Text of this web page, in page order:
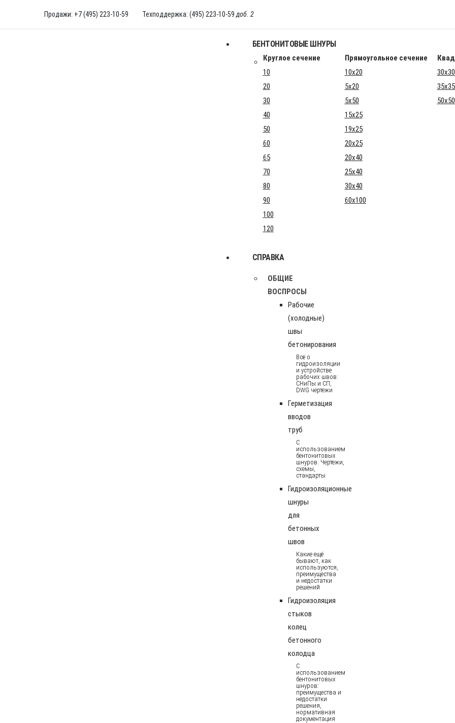
Продажи: +7 (495) 223-10-59 Техподдержка: (495) 223-10-59 доб. 2
БЕНТОНИТОВЫЕ ШНУРЫ
Круглое сечение Прямоугольное сечение
10
10x20
30x30
20
5x20
35x35
30
5x50
50x50
40
15x25
50
19x25
60
20x25
65
20x40
70
25x40
80
30x40
90
60x100
100
120
СПРАВКА
ОБЩИЕ
ВОСПРОСЫ
Рабочие
(холодные)
швы
бетонирования
Всё о
гидроизоляции
и устройстве
рабочих швов:
СНиПы и СП,
DWG чертежи
Герметизация
вводов
труб
С
использованием
бентонитовых
шнуров. Чертежи,
схемы,
стандарты
Гидроизоляционные
шнуры
для
бетонных
швов
Какие ещё
бывают, как
используются,
преимущества
и недостатки
решений
Гидроизоляция
стыков
колец
бетонного
колодца
С
использованием
бентонитовых
шнуров:
преимущества и
недостатки
решения,
нормативная
документация